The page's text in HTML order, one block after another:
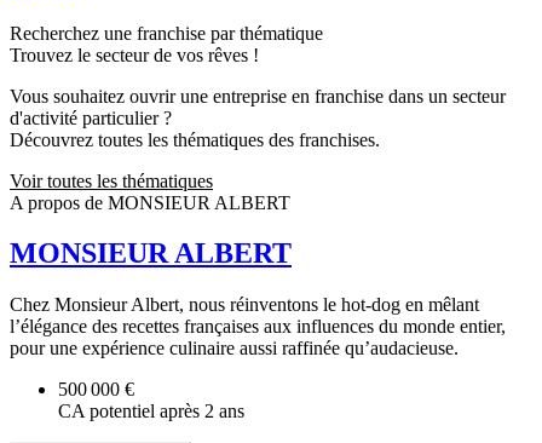
Recherchez une franchise par thématique
Trouvez le secteur de vos rêves !
Vous souhaitez ouvrir une entreprise en franchise dans un secteur
d'activité particulier ?
Découvrez toutes les thématiques des franchises.
Voir toutes les thématiques
A propos de MONSIEUR ALBERT
MONSIEUR ALBERT
Chez Monsieur Albert, nous réinventons le hot-dog en mêlant
l’élégance des recettes françaises aux influences du monde entier,
pour une expérience culinaire aussi raffinée qu’audacieuse.
500 000 €
CA potentiel après 2 ans